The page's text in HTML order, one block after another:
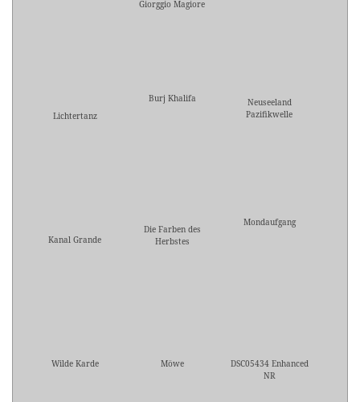
Giorggio Magiore
Lichtertanz
Burj Khalifa
Neuseeland
Pazifikwelle
Kanal Grande
Die Farben des
Herbstes
Mondaufgang
Wilde Karde Möwe
DSC05434 Enhanced
NR